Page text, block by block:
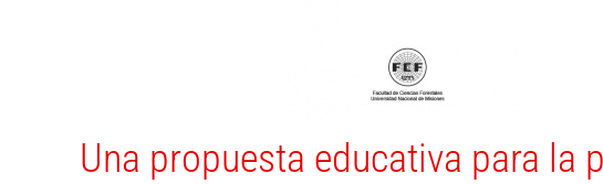
Una propuesta educativa para la